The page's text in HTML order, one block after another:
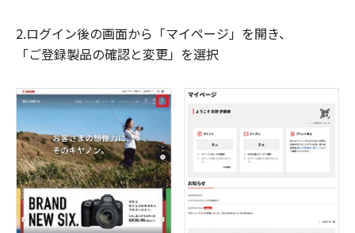
2.ログイン後の画面から「マイページ」を開き、
「ご登録製品の確認と変更」を選択